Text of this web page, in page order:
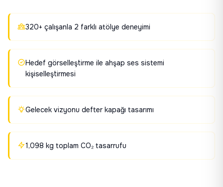
320+ çalışanla 2 farklı atölye deneyimi
Hedef görselleştirme ile ahşap ses sistemi
kişiselleştirmesi
Gelecek vizyonu defter kapağı tasarımı
1,098 kg toplam CO₂ tasarrufu